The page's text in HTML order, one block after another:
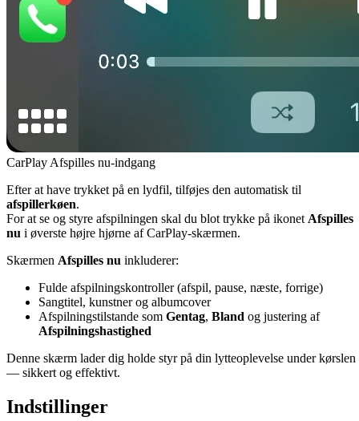
CarPlay Afspilles nu-indgang
Efter at have trykket på en lydfil, tilføjes den automatisk til
afspillerkøen.
For at se og styre afspilningen skal du blot trykke på ikonetAfspilles
nu i øverste højre hjørne af CarPlay-skærmen.
Skærmen Afspilles nu inkluderer:
Fulde afspilningskontroller (afspil, pause, næste, forrige)
Sangtitel, kunstner og albumcover
Afspilningstilstande som Gentag, Bland og justering af
Afspilningshastighed
Denne skærm lader dig holde styr på din lytteoplevelse under kørslen
— sikkert og effektivt.
Indstillinger